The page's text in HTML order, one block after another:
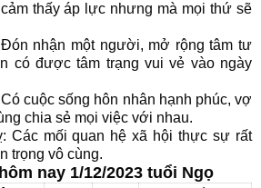
thấy áp lực nhưng mà mọi thứ sẽ
nhận một người, mở rộng tâm tư
có được tâm trạng vui vẻ vào ngày
cuộc sống hôn nhân hạnh phúc, vợ
chia sẻ mọi việc với nhau.
Các mối quan hệ xã hội thực sự rất
trọng vô cùng.
nay 1/12/2023 tuổi Ngọ